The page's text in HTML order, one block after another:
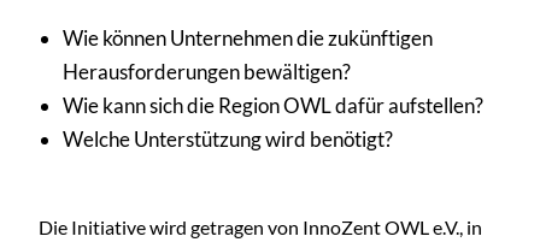
Wie können Unternehmen die zukünftigen
Herausforderungen bewältigen?
Wie kann sich die Region OWL dafür aufstellen?
Welche Unterstützung wird benötigt?
Die Initiative wird getragen von InnoZent OWL e.V., in